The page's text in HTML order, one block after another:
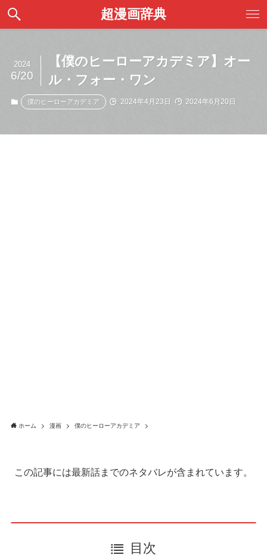
超漫画辞典
【僕のヒーローアカデミア】オー
ル・フォー・ワン
2024
6/20
僕のヒーローアカデミア 2024年4月23日 2024年6月20日
ホーム 漫画 僕のヒーローアカデミア
この記事には最新話までのネタバレが含まれています。
目次